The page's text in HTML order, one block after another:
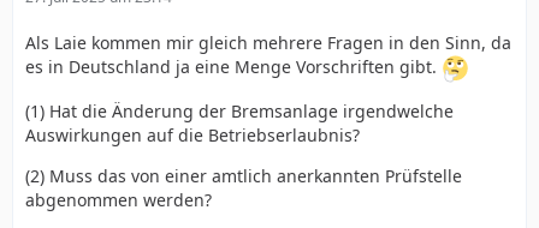
Als Laie kommen mir gleich mehrere Fragen in den Sinn, da
es in Deutschland ja eine Menge Vorschriften gibt.
(1) Hat die Änderung der Bremsanlage irgendwelche
Auswirkungen auf die Betriebserlaubnis?
(2) Muss das von einer amtlich anerkannten Prüfstelle
abgenommen werden?